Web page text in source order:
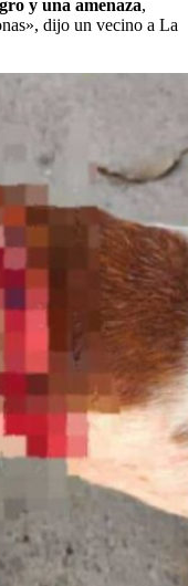
y una amenaza,
dijo un vecino a La